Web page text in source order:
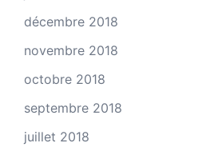
décembre 2018
novembre 2018
octobre 2018
septembre 2018
juillet 2018